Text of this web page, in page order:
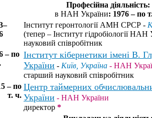
Професійна діяльність:
в НАН України: 1976 – по
Інститут геронтології АМН СРСР -
(тепер – Інститут гідробіології НАН
науковий співробітник
– по Інститут кібернетики імені В.
України - Київ, Україна - НАН
старший науковий співробітник
– по
т. ч.
Центр таймерних
України - НАН України
директор *